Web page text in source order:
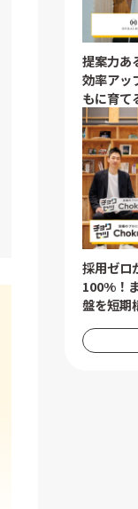
提案力あ
効率アッ
もに育て
採用ゼロ
100%！
盤を短期